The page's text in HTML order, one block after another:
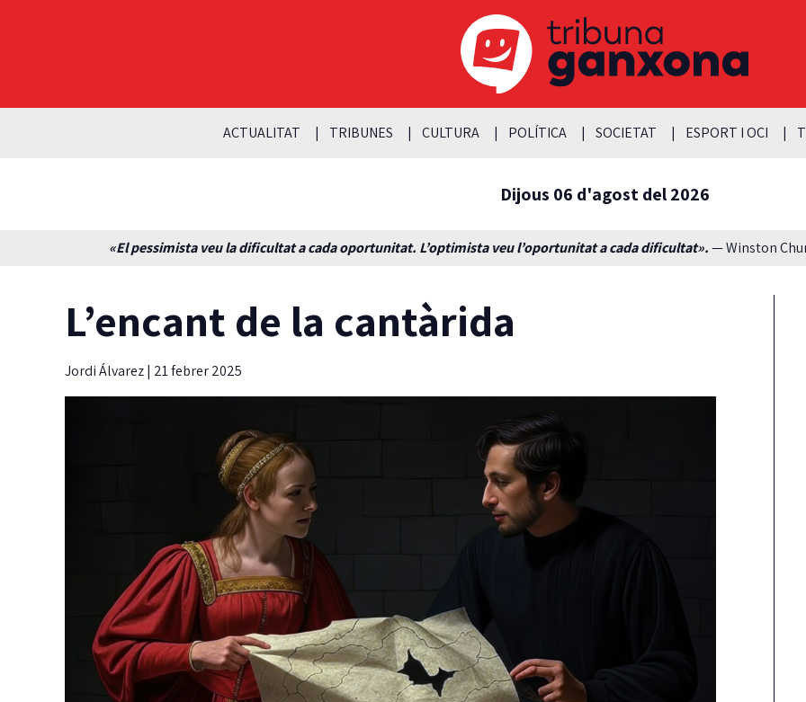
ACTUALITAT TRIBUNES CULTURA POLÍTICA SOCIETAT ESPORT I OCI
Dijous 06 d'agost del 2026
«El pessimista veu la dificultat a cada oportunitat. L’optimista veu l’oportunitat a cada dificultat».— Winston
L’encant de la cantàrida
Jordi Álvarez| 21 febrer 2025